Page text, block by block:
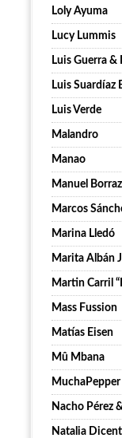
Loly Ayuma
Lucy Lummis
Luis Guerra &
Luis Suardíaz
Luis Verde
Malandro
Manao
Manuel Borraz
Marcos
Marina Lledó
Marita Albán
Martin Carril
Mass Fussion
Matías Eisen
Mû Mbana
MuchaPepper
Nacho Pérez
Natalia